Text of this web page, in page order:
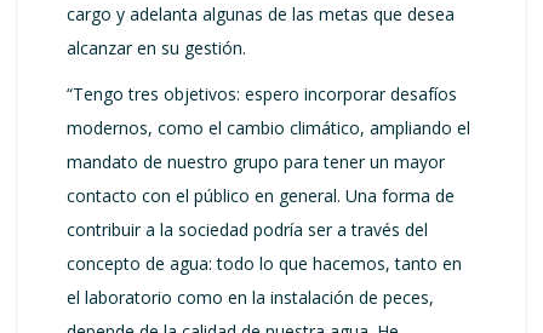
cargo y adelanta algunas de las metas que desea
alcanzar en su gestión.
“Tengo tres objetivos: espero incorporar desafíos
modernos, como el cambio climático, ampliando el
mandato de nuestro grupo para tener un mayor
contacto con el público en general. Una forma de
contribuir a la sociedad podría ser a través del
concepto de agua: todo lo que hacemos, tanto en
el laboratorio como en la instalación de peces,